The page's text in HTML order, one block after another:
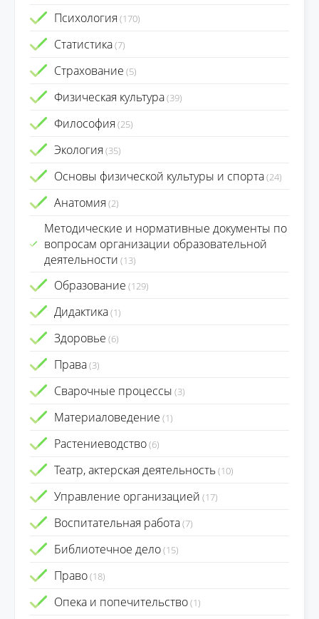
Психология (170)
Статистика(7)
Страхование (5)
Физическая культура(39)
Философия (25)
Экология (35)
Основы физической культуры и спорта(24)
Анатомия (2)
Методические и нормативные документы по
вопросам организации образовательной
деятельности (13)
Образование (129)
Дидактика(1)
Здоровье (6)
Права(3)
Сварочные процессы (3)
Материаловедение (1)
Растениеводство(6)
Театр, актерская деятельность(10)
Управление организацией (17)
Воспитательная работа(7)
Библиотечное дело(15)
Право(18)
Опека и попечительство(1)